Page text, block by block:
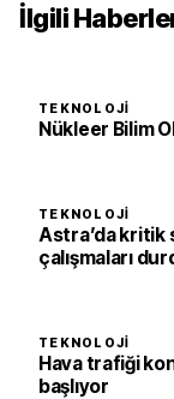
İlgili
TEKNOLOJI
Nükleer Bilim
TEKNOLOJI
Astra’da kritik
çalışmaları
TEKNOLOJI
Hava trafiği
başlıyor